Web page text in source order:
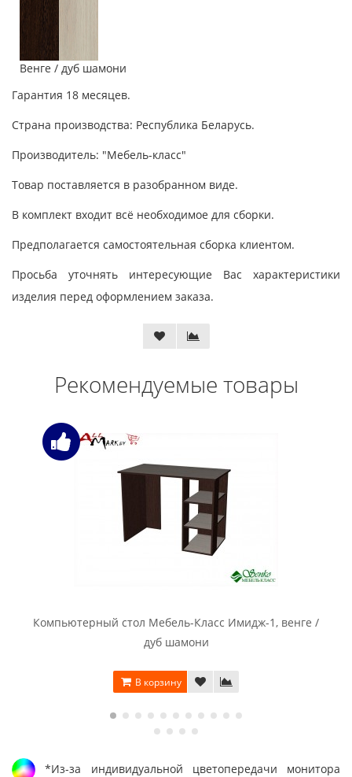
Венге / дуб шамони
Гарантия 18 месяцев.
Страна производства: Республика Беларусь.
Производитель: "Мебель-класс"
Товар поставляется в разобранном виде.
В комплект входит всё необходимое для сборки.
Предполагается самостоятельная сборка клиентом.
Просьба уточнять интересующие Вас характеристики
изделия перед оформлением заказа.
Рекомендуемые товары
Компьютерный стол Мебель-Класс Имидж-1, венге /
дуб шамони
В корзину
*Из-за индивидуальной цветопередачи монитора